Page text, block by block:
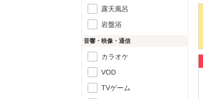
露天風呂
岩盤浴
音響・映像・通信
カラオケ
VOD
TVゲーム